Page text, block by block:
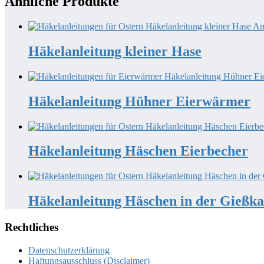
Häkelanleitung kleiner Hase
Häkelanleitung Hühner Eierwärmer
Häkelanleitung Häschen Eierbecher
Häkelanleitung Häschen in der
Rechtliches
Datenschutzerklärung
Haftungsausschluss (Disclaimer)